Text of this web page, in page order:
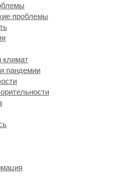
проблемы
климат
пандемии